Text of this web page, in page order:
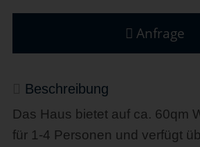
Anfrage
Beschreibung
Das Haus bietet auf ca. 60qm
für 1-4 Personen und verfügt